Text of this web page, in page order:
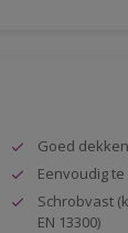
Goed
Eenvoudig
Schrobvast
EN 13300)